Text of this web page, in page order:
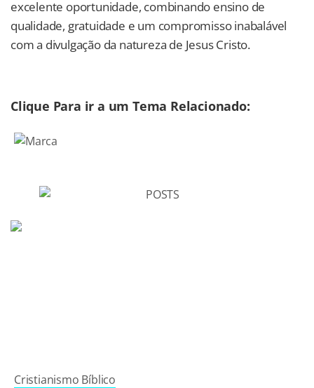
excelente oportunidade, combinando ensino de
qualidade, gratuidade e um compromisso inabalável
com a divulgação da natureza de Jesus Cristo.
Clique Para ir a um Tema Relacionado:
Cristianismo Bíblico